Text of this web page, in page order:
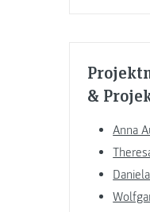
&
Anna